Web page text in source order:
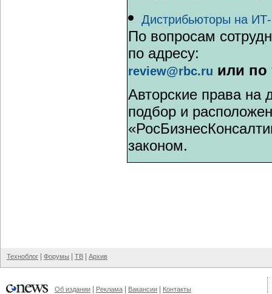
Дистрибьюторы на
По вопросам
по адресу:
review@rbc.ru или
Авторские права
подбор и
законом.
Техноблог Форумы ТВ Архив
Об издании Реклама Вакансии Контакты